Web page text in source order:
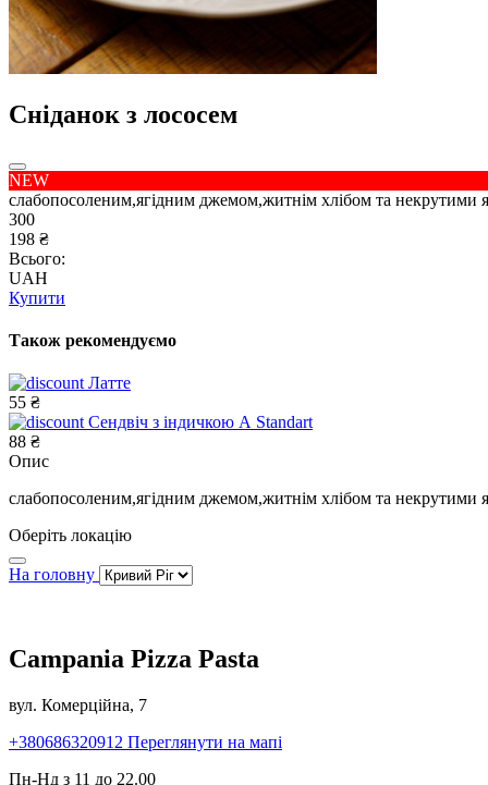
Сніданок з лососем
NEW
слабопосоленим,ягідним джемом,житнім хлібом та некрутими
300
198 ₴
Всього:
UAH
Купити
Також рекомендуємо
Латте
55 ₴
Сендвіч з індичкою А Standart
88 ₴
Опис
слабопосоленим,ягідним джемом,житнім хлібом та некрутими
Оберіть локацію
На головну
Campania Pizza Pasta
вул. Комерційна, 7
+380686320912 Переглянути на мапі
Пн-Нд з 11 до 22.00